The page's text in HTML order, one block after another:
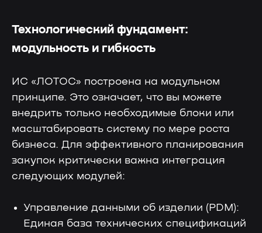
Технологический фундамент:
модульность и гибкость
ИС «ЛОТОС» построена на модульном
принципе. Это означает, что вы можете
внедрить только необходимые блоки или
масштабировать систему по мере роста
бизнеса. Для эффективного планирования
закупок критически важна интеграция
следующих модулей:
Управление данными об изделии (PDM):
Единая база технических спецификаций